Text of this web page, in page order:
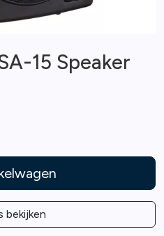
15 Speaker
bekijken